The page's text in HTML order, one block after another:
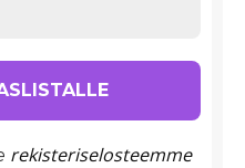
rekisteriselosteemme